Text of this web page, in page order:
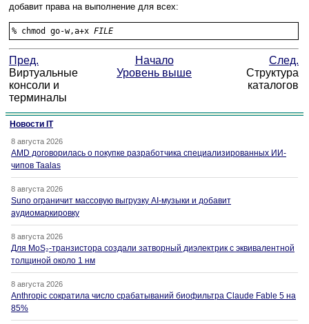
добавит права на выполнение для всех:
% chmod go-w,a+x FILE
Пред. Начало
След.
Виртуальные
консоли и
терминалы
Уровень выше
Структура
каталогов
Новости IT
8 августа 2026
AMD договорилась о покупке разработчика специализированных ИИ-
чипов Taalas
8 августа 2026
Suno ограничит массовую выгрузку AI-музыки и добавит
аудиомаркировку
8 августа 2026
Для MoS₂-транзистора создали затворный диэлектрик с эквивалентной
толщиной около 1 нм
8 августа 2026
Anthropic сократила число срабатываний биофильтра Claude Fable 5 на
85%